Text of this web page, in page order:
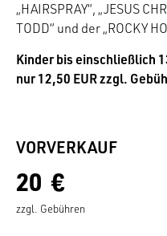
„HAIRSPRAY“, „JESUS
TODD“ und der „ROCKY
Kinder bis einschließlich
nur 12,50 EUR zzgl.
VORVERKAUF
20 €
zzgl. Gebühren